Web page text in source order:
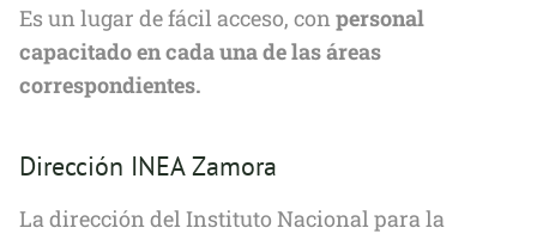
Es un lugar de fácil acceso, conpersonal
capacitado en cada una de las áreas
correspondientes.
Dirección INEA Zamora
La dirección del Instituto Nacional para la